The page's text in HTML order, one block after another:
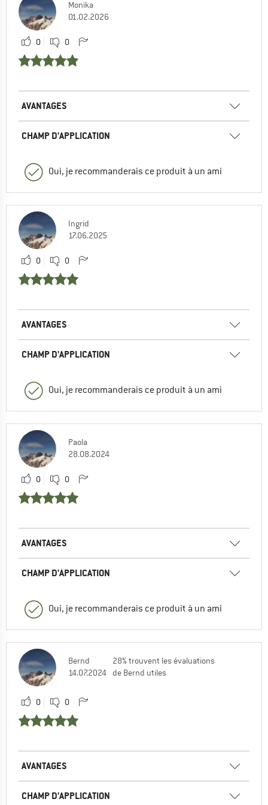
Monika
01.02.2026
0 0
AVANTAGES
CHAMP D'APPLICATION
Oui, je recommanderais ce produit à un ami
Ingrid
17.06.2025
0 0
AVANTAGES
CHAMP D'APPLICATION
Oui, je recommanderais ce produit à un ami
Paola
28.08.2024
0 0
AVANTAGES
CHAMP D'APPLICATION
Oui, je recommanderais ce produit à un ami
Bernd
14.07.2024
28% trouvent les évaluations
de Bernd utiles
0 0
AVANTAGES
CHAMP D'APPLICATION